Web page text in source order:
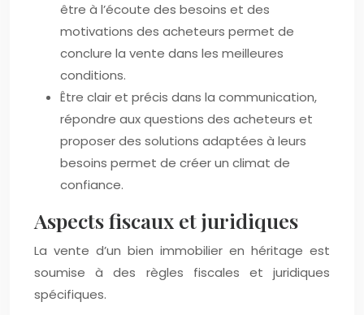
être à l’écoute des besoins et des
motivations des acheteurs permet de
conclure la vente dans les meilleures
conditions.
Être clair et précis dans la communication,
répondre aux questions des acheteurs et
proposer des solutions adaptées à leurs
besoins permet de créer un climat de
confiance.
Aspects fiscaux et juridiques
La vente d’un bien immobilier en héritage est
soumise à des règles fiscales et juridiques
spécifiques.